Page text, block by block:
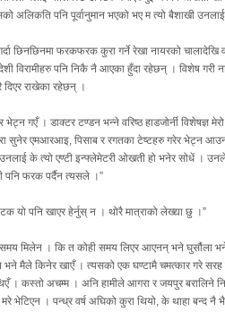
अलिकति पनि पूर्वानुमान भएको भए म त्यो बैशाखी
छिनछिनमा फरकफरक कुरा गर्ने रेखा नायरको
विरामीहरु पनि निकै नै आएका हुँदा रहेछन् । विशेष गरी
दिएर राखेका रहेछन् ।
गएँ । डाक्टर टण्डन भन्ने वरिष्ठ हाडजोर्नी विशेषज्ञ
सुनेर एमआरआइ, पिसाब र रगतका टेष्टहरु गरेर भेट्न
के त्यो एण्टी इन्फ्लेमेटरी ओखती हो भनेर सोधें ।
फरक पर्दैन त्यसले ।”
यो पनि खाएर हेर्नुस् न । थोरै मात्राको लेख्द्या छु ।”
मिलेन । कि त कोही समय लिएर आएनन् भने घुसौंला
मैले किनेर खाएँ । त्यसको एक घण्टामै चमत्कार गरे सरह
। कस्तो अचम्म । अनि हामीले आगरा र जयपुर बरालिने
भेटिएन । पन्ध्र वर्ष अघिको कुरा थियो, के थाहा बन्द नै